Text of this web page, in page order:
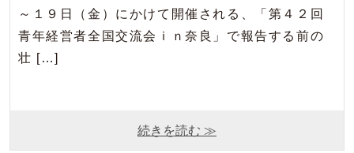
～１９日（金）にかけて開催される、「第４２回
青年経営者全国交流会ｉｎ奈良」で報告する前の
壮 […]
続きを読む ≫